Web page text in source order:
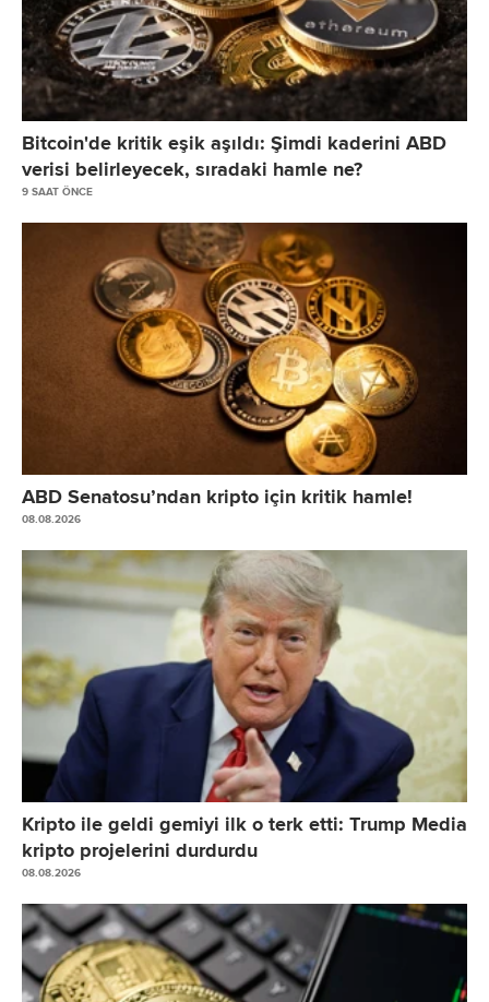
Bitcoin'de kritik eşik aşıldı: Şimdi kaderini ABD
verisi belirleyecek, sıradaki hamle ne?
9 SAAT ÖNCE
ABD Senatosu’ndan kripto için kritik hamle!
08.08.2026
Kripto ile geldi gemiyi ilk o terk etti: Trump Media
kripto projelerini durdurdu
08.08.2026